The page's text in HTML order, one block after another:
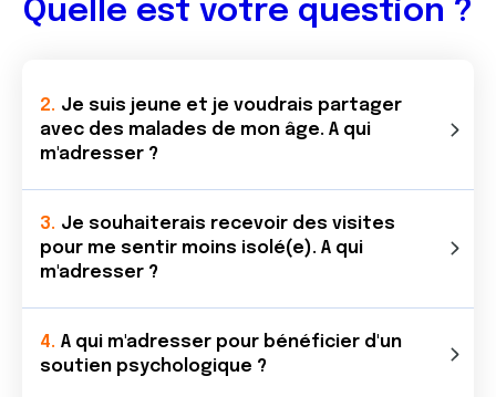
Je suis jeune et je voudrais partager
avec des malades de mon âge. A qui
m'adresser ?
Je souhaiterais recevoir des visites
pour me sentir moins isolé(e). A qui
m'adresser ?
A qui m'adresser pour bénéficier d'un
soutien psychologique ?
Quelle est votre question ?